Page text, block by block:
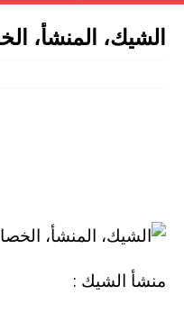
الشيك، المنشأ،
منشأ الشيك :